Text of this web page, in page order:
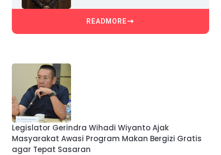
READMORE
Legislator Gerindra Wihadi Wiyanto Ajak
Masyarakat Awasi Program Makan Bergizi Gratis
agar Tepat Sasaran